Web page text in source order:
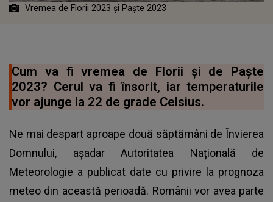
Vremea de Florii 2023 și Paște 2023
Cum va fi vremea de Florii și de Paște
2023? Cerul va fi însorit, iar temperaturile
vor ajunge la 22 de grade Celsius.
Ne mai despart aproape două săptămâni de Învierea
Domnului, așadar Autoritatea Națională de
Meteorologie a publicat date cu privire la prognoza
meteo din această perioadă. Românii vor avea parte